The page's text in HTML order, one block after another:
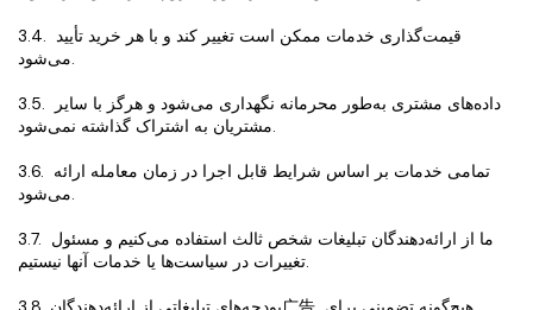
3.4. قیمت‌گذاری خدمات ممکن است تغییر کند و با هر خرید تأیید
می‌شود.
3.5. داده‌های مشتری به‌طور محرمانه نگهداری می‌شود و هرگز با سایر
مشتریان به اشتراک گذاشته نمی‌شود.
3.6. تمامی خدمات بر اساس شرایط قابل اجرا در زمان معامله ارائه
می‌شود.
3.7. ما از ارائه‌دهندگان تبلیغات شخص ثالث استفاده می‌کنیم و مسئول
تغییرات در سیاست‌ها یا خدمات آنها نیستیم.